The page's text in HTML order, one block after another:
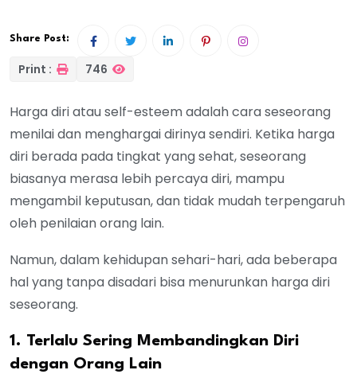
Share Post:
Print : 746
Harga diri atau self-esteem adalah cara seseorang
menilai dan menghargai dirinya sendiri. Ketika harga
diri berada pada tingkat yang sehat, seseorang
biasanya merasa lebih percaya diri, mampu
mengambil keputusan, dan tidak mudah terpengaruh
oleh penilaian orang lain.
Namun, dalam kehidupan sehari-hari, ada beberapa
hal yang tanpa disadari bisa menurunkan harga diri
seseorang.
1. Terlalu Sering Membandingkan Diri
dengan Orang Lain